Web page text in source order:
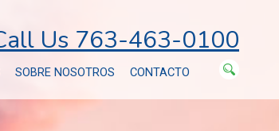
Us 763-463-0100
SOBRE NOSOTROS CONTACTO